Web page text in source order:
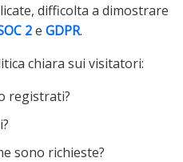
difficolta a dimostrare
2e GDPR.
chiara sui visitatori:
registrati?
sono richieste?